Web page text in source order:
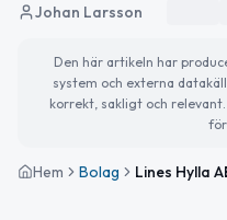
Johan Larsson
Den här artikeln har
system och externa
korrekt, sakligt och
Hem Bolag